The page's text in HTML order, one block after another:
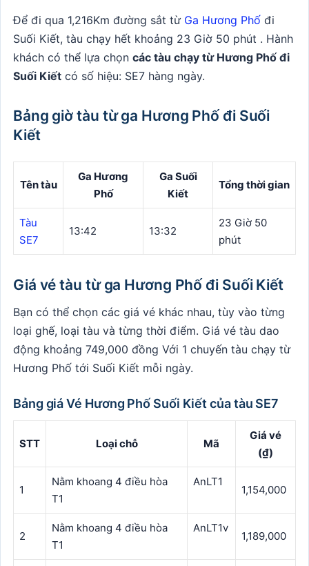
Để đi qua 1,216Km đường sắt từ Ga Hương Phố đi
Suối Kiết, tàu chạy hết khoảng 23 Giờ 50 phút . Hành
khách có thể lựa chọn các tàu chạy từ Hương Phố đi
Suối Kiết có số hiệu: SE7 hàng ngày.
Bảng giờ tàu từ ga Hương Phố đi Suối
Kiết
Tên tàu
Ga Hương
Phố
Ga Suối
Kiết
Tổng thời gian
Tàu
SE7
13:42 13:32
23 Giờ 50
phút
Giá vé tàu từ ga Hương Phố đi Suối Kiết
Bạn có thể chọn các giá vé khác nhau, tùy vào từng
loại ghế, loại tàu và từng thời điểm. Giá vé tàu dao
động khoảng 749,000 đồng Với 1 chuyến tàu chạy từ
Hương Phố tới Suối Kiết mỗi ngày.
Bảng giá Vé Hương Phố Suối Kiết của tàu SE7
STT Loại chỗ Mã
Giá vé
(₫)
1
Nằm khoang 4 điều hòa
T1
AnLT1
1,154,000
2
Nằm khoang 4 điều hòa
T1
AnLT1v
1,189,000